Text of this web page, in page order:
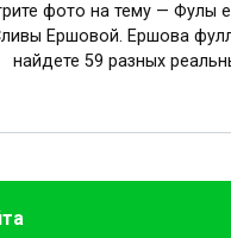
фото на тему — Фулы
Ершовой. Ершова
найдете 59 разных